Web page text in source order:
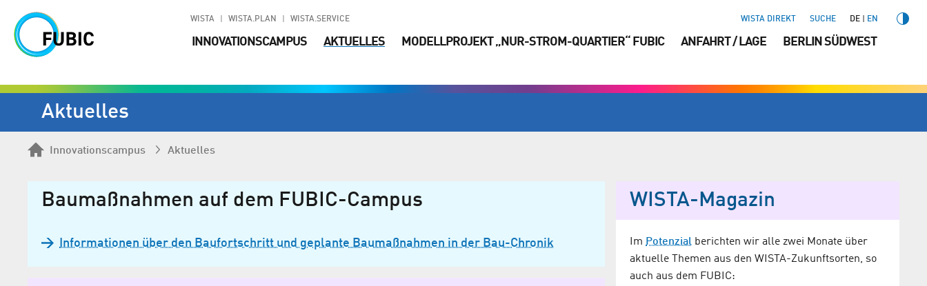
WISTA WISTA.PLAN WISTA.SERVICE WISTA DIREKT SUCHE DE EN
INNOVATIONSCAMPUS AKTUELLES MODELLPROJEKT „NUR-STROM-QUARTIER“ FUBIC ANFAHRT / LAGE BERLIN SÜDWEST
Aktuelles
Innovationscampus Aktuelles
Baumaßnahmen auf dem FUBIC-Campus
Informationen über den Baufortschritt und geplante Baumaß­nahmen in der Bau-Chronik
WISTA-Magazin
ImPotenzial berichten wir alle zwei Monate über
aktuelle Themen aus den WISTA-Zukunftsorten, so
auch aus dem FUBIC: